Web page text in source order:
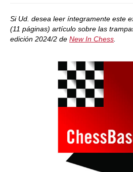
Si Ud. desea leer íntegramente este
(11 páginas) artículo sobre las
edición 2024/2 de New In Chess